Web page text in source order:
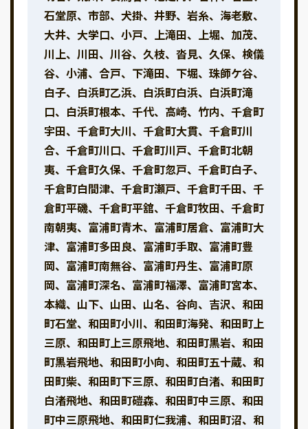
石堂原、市部、犬掛、井野、岩糸、海老敷、
大井、大学口、小戸、上滝田、上堀、加茂、
川上、川田、川谷、久枝、沓見、久保、検儀
谷、小浦、合戸、下滝田、下堀、珠師ケ谷、
白子、白浜町乙浜、白浜町白浜、白浜町滝
口、白浜町根本、千代、高崎、竹内、千倉町
宇田、千倉町大川、千倉町大貫、千倉町川
合、千倉町川口、千倉町川戸、千倉町北朝
夷、千倉町久保、千倉町忽戸、千倉町白子、
千倉町白間津、千倉町瀬戸、千倉町千田、千
倉町平磯、千倉町平舘、千倉町牧田、千倉町
南朝夷、富浦町青木、富浦町居倉、富浦町大
津、富浦町多田良、富浦町手取、富浦町豊
岡、富浦町南無谷、富浦町丹生、富浦町原
岡、富浦町深名、富浦町福澤、富浦町宮本、
本織、山下、山田、山名、谷向、吉沢、和田
町石堂、和田町小川、和田町海発、和田町上
三原、和田町上三原飛地、和田町黒岩、和田
町黒岩飛地、和田町小向、和田町五十蔵、和
田町柴、和田町下三原、和田町白渚、和田町
白渚飛地、和田町磑森、和田町中三原、和田
町中三原飛地、和田町仁我浦、和田町沼、和